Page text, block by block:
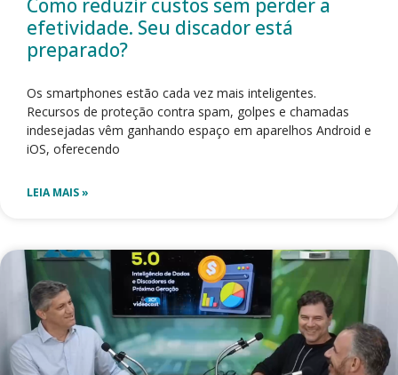
Como reduzir custos sem perder a
efetividade. Seu discador está
preparado?
Os smartphones estão cada vez mais inteligentes.
Recursos de proteção contra spam, golpes e chamadas
indesejadas vêm ganhando espaço em aparelhos Android e
iOS, oferecendo
LEIA MAIS »